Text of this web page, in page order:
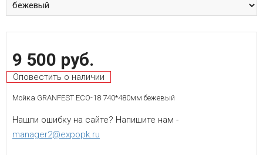
9 500 руб.
Оповестить о наличии
Мойка GRANFEST ЕСО-18 740*480мм бежевый
Нашли ошибку на сайте? Напишите нам -
manager2@expopk.ru